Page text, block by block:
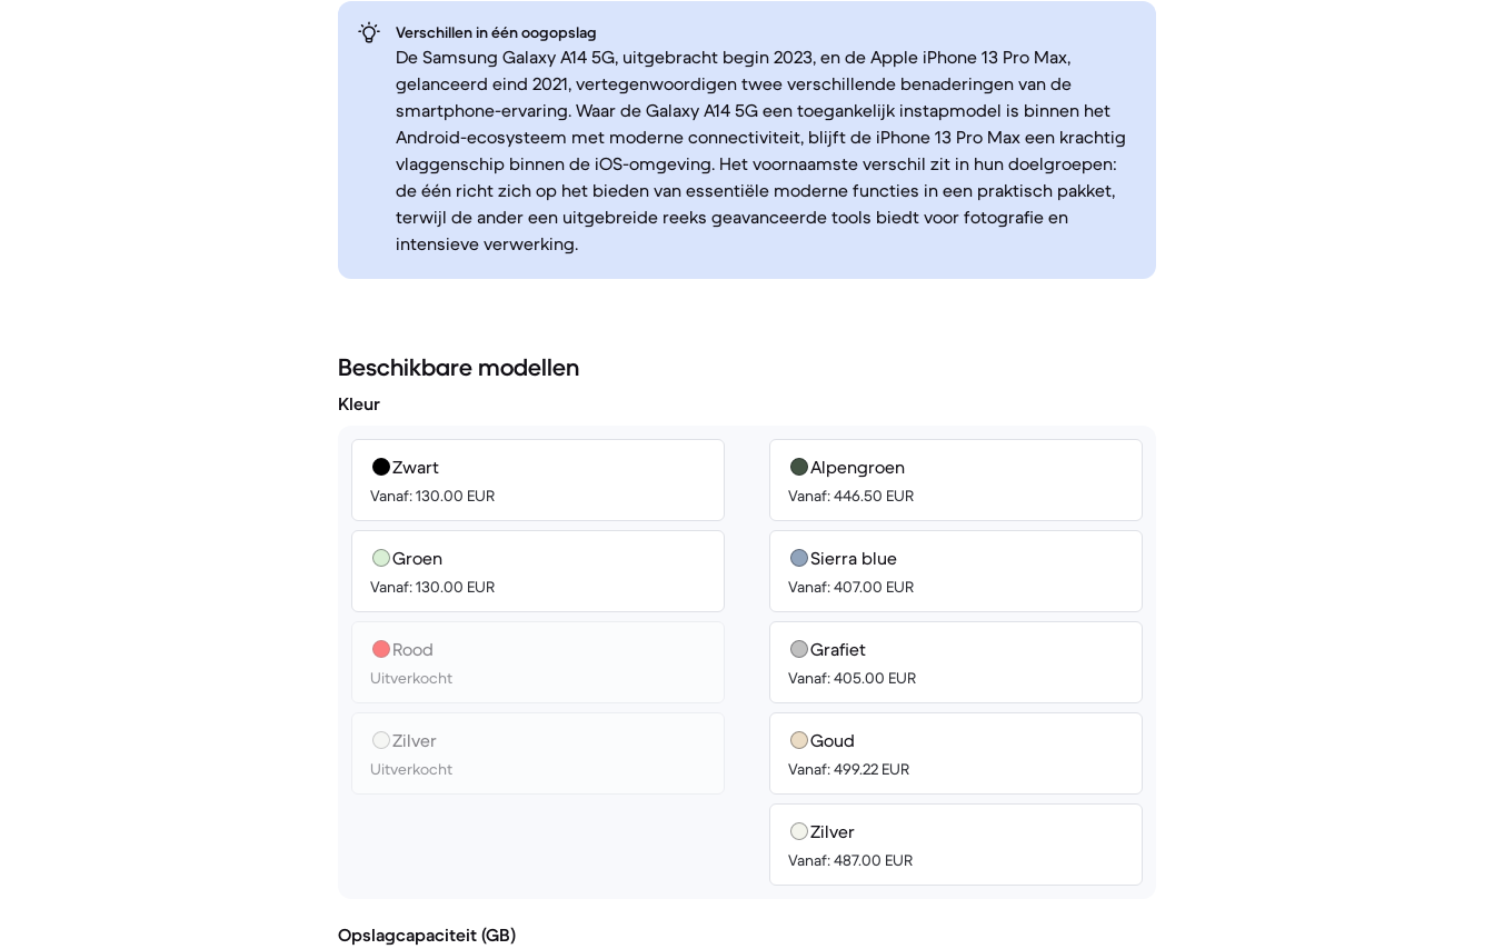
Verschillen in één oogopslag
De Samsung Galaxy A14 5G, uitgebracht begin 2023, en de Apple iPhone 13 Pro Max,
gelanceerd eind 2021, vertegenwoordigen twee verschillende benaderingen van de
smartphone-ervaring. Waar de Galaxy A14 5G een toegankelijk instapmodel is binnen het
Android-ecosysteem met moderne connectiviteit, blijft de iPhone 13 Pro Max een krachtig
vlaggenschip binnen de iOS-omgeving. Het voornaamste verschil zit in hun doelgroepen:
de één richt zich op het bieden van essentiële moderne functies in een praktisch pakket,
terwijl de ander een uitgebreide reeks geavanceerde tools biedt voor fotografie en
intensieve verwerking.
Beschikbare modellen
Kleur
Zwart
Vanaf: 130.00 EUR
Groen
Vanaf: 130.00 EUR
Rood
Uitverkocht
Zilver
Uitverkocht
Alpengroen
Vanaf: 446.50 EUR
Sierra blue
Vanaf: 407.00 EUR
Grafiet
Vanaf: 405.00 EUR
Goud
Vanaf: 499.22 EUR
Zilver
Vanaf: 487.00 EUR
Opslagcapaciteit (GB)